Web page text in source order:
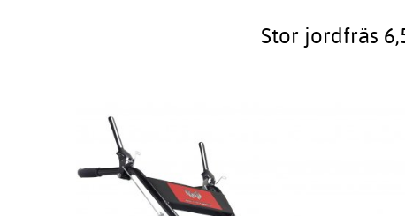
Stor jordfräs